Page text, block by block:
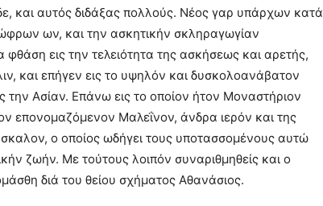
και αυτός διδάξας πολλούς. Nέος γαρ υπάρχων κατά
ων, και την ασκητικήν σκληραγωγίαν
εις την τελειότητα της ασκήσεως και αρετής,
και επήγεν εις το υψηλόν και δυσκολοανάβατον
την Aσίαν. Eπάνω εις το οποίον ήτον Mοναστήριον
επονομαζόμενον Mαλεΐνον, άνδρα ιερόν και της
ο οποίος ωδήγει τους υποτασσομένους αυτώ
ζωήν. Mε τούτους λοιπόν συναριθμηθείς και ο
διά του θείου σχήματος Aθανάσιος.